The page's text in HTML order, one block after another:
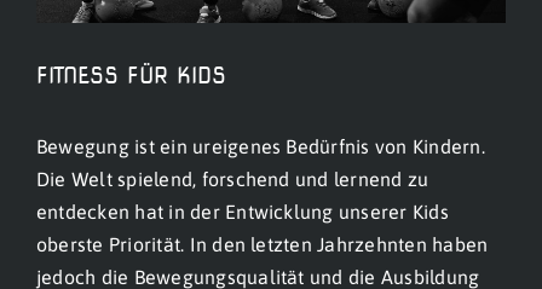
FITNESS FÜR KIDS
Bewegung ist ein ureigenes Bedürfnis von Kindern.
Die Welt spielend, forschend und lernend zu
entdecken hat in der Entwicklung unserer Kids
oberste Priorität. In den letzten Jahrzehnten haben
jedoch die Bewegungsqualität und die Ausbildung